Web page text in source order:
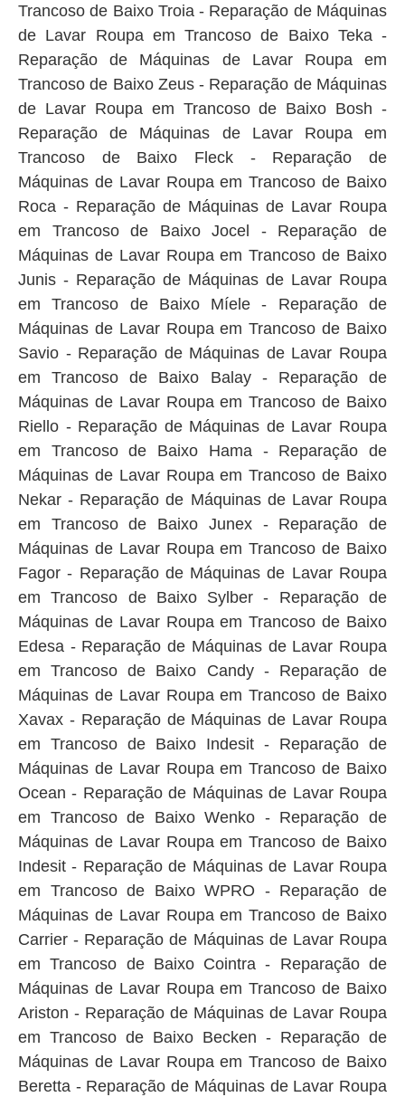
Trancoso de Baixo Troia - Reparação de Máquinas
de Lavar Roupa em Trancoso de Baixo Teka -
Reparação de Máquinas de Lavar Roupa em
Trancoso de Baixo Zeus - Reparação de Máquinas
de Lavar Roupa em Trancoso de Baixo Bosh -
Reparação de Máquinas de Lavar Roupa em
Trancoso de Baixo Fleck - Reparação de
Máquinas de Lavar Roupa em Trancoso de Baixo
Roca - Reparação de Máquinas de Lavar Roupa
em Trancoso de Baixo Jocel - Reparação de
Máquinas de Lavar Roupa em Trancoso de Baixo
Junis - Reparação de Máquinas de Lavar Roupa
em Trancoso de Baixo Míele - Reparação de
Máquinas de Lavar Roupa em Trancoso de Baixo
Savio - Reparação de Máquinas de Lavar Roupa
em Trancoso de Baixo Balay - Reparação de
Máquinas de Lavar Roupa em Trancoso de Baixo
Riello - Reparação de Máquinas de Lavar Roupa
em Trancoso de Baixo Hama - Reparação de
Máquinas de Lavar Roupa em Trancoso de Baixo
Nekar - Reparação de Máquinas de Lavar Roupa
em Trancoso de Baixo Junex - Reparação de
Máquinas de Lavar Roupa em Trancoso de Baixo
Fagor - Reparação de Máquinas de Lavar Roupa
em Trancoso de Baixo Sylber - Reparação de
Máquinas de Lavar Roupa em Trancoso de Baixo
Edesa - Reparação de Máquinas de Lavar Roupa
em Trancoso de Baixo Candy - Reparação de
Máquinas de Lavar Roupa em Trancoso de Baixo
Xavax - Reparação de Máquinas de Lavar Roupa
em Trancoso de Baixo Indesit - Reparação de
Máquinas de Lavar Roupa em Trancoso de Baixo
Ocean - Reparação de Máquinas de Lavar Roupa
em Trancoso de Baixo Wenko - Reparação de
Máquinas de Lavar Roupa em Trancoso de Baixo
Indesit - Reparação de Máquinas de Lavar Roupa
em Trancoso de Baixo WPRO - Reparação de
Máquinas de Lavar Roupa em Trancoso de Baixo
Carrier - Reparação de Máquinas de Lavar Roupa
em Trancoso de Baixo Cointra - Reparação de
Máquinas de Lavar Roupa em Trancoso de Baixo
Ariston - Reparação de Máquinas de Lavar Roupa
em Trancoso de Baixo Becken - Reparação de
Máquinas de Lavar Roupa em Trancoso de Baixo
Beretta - Reparação de Máquinas de Lavar Roupa